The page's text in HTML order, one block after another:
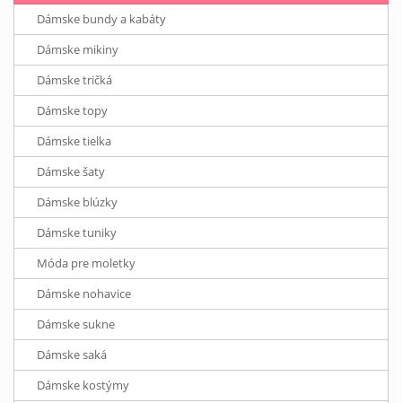
Dámske bundy a kabáty
Dámske mikiny
Dámske tričká
Dámske topy
Dámske tielka
Dámske šaty
Dámske blúzky
Dámske tuniky
Móda pre moletky
Dámske nohavice
Dámske sukne
Dámske saká
Dámske kostýmy